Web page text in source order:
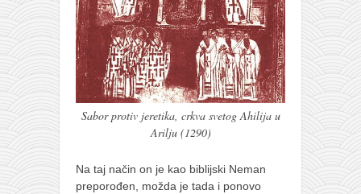
Sabor protiv jeretika, crkva svetog Ahilija u
Arilju (1290)
Na taj način on je kao biblijski Neman
preporođen, možda je tada i ponovo